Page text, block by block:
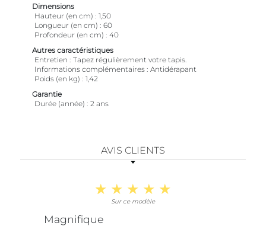
Dimensions
Hauteur (en cm)
1,50
Longueur (en cm)
60
Profondeur (en cm)
40
Autres caractéristiques
Entretien
Tapez régulièrement votre tapis.
Informations complémentaires Antidérapant
Poids (en kg)
1,42
Garantie
Durée (année)
2 ans
AVIS CLIENTS
Sur ce modèle
Magnifique